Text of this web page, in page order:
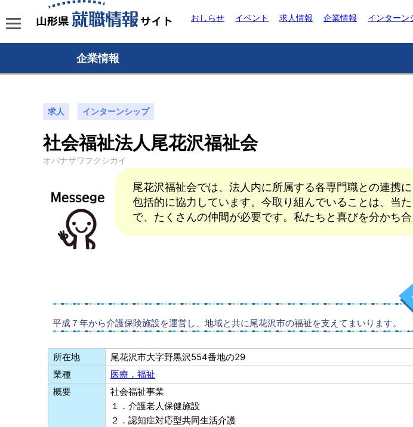
おしらせ イベント 求人情報 企業情報 インターン
企業情報
求人 インターンシップ
社会福祉法人尾花沢福祉会
オバナザワフクシカイ
尾花沢福祉会では、法人内に所属する各専門職との連携
包括的に協力しています。今取り組んでいることは、当
で、たくさんの仲間が必要です。私たちと喜びを分かち
平成７年から介護保険施設を運営し、地域と共に尾花沢市の福祉を支えてまいります。
所在地
尾花沢市大字野黒沢554番地の29
業種
医療，福祉
概要
社会福祉事業
１．介護老人保健施設
２．認知症対応型共同生活介護